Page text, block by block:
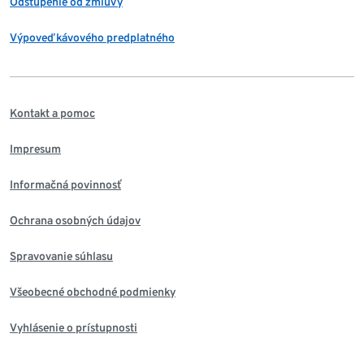
Výpoveď kávového predplatného
Kontakt a pomoc
Impresum
Informačná povinnosť
Ochrana osobných údajov
Spravovanie súhlasu
Všeobecné obchodné podmienky
Vyhlásenie o prístupnosti